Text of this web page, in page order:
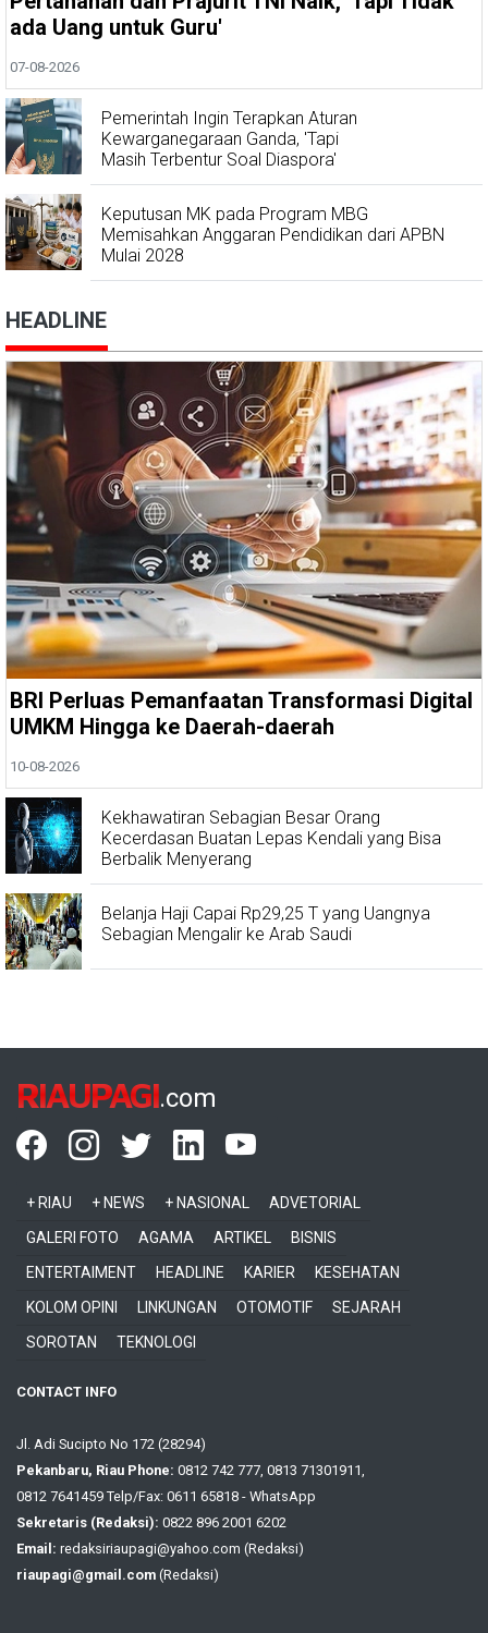
ada Uang untuk Guru'
07-08-2026
Pemerintah Ingin Terapkan Aturan
Kewarganegaraan Ganda, 'Tapi
Masih Terbentur Soal Diaspora'
Keputusan MK pada Program MBG
Memisahkan Anggaran Pendidikan dari APBN
Mulai 2028
HEADLINE
BRI Perluas Pemanfaatan Transformasi Digital
UMKM Hingga ke Daerah-daerah
10-08-2026
Kekhawatiran Sebagian Besar Orang
Kecerdasan Buatan Lepas Kendali yang Bisa
Berbalik Menyerang
Belanja Haji Capai Rp29,25 T yang Uangnya
Sebagian Mengalir ke Arab Saudi
RIAUPAGI.com
+ RIAU + NEWS + NASIONAL
ADVETORIAL
GALERI FOTO
AGAMA ARTIKEL
BISNIS
ENTERTAIMENT
HEADLINE KARIER
KESEHATAN
KOLOM OPINI
LINKUNGAN OTOMOTIF
SEJARAH
SOROTAN
TEKNOLOGI
CONTACT INFO
Jl. Adi Sucipto No 172 (28294)
Pekanbaru, Riau Phone: 0812 742 777, 0813 71301911,
0812 7641459 Telp/Fax: 0611 65818 - WhatsApp
Sekretaris (Redaksi): 0822 896 2001 6202
Email: redaksiriaupagi@yahoo.com (Redaksi)
riaupagi@gmail.com (Redaksi)